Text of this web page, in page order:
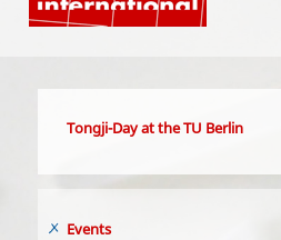
Tongji-Day at the TU Berlin
Events